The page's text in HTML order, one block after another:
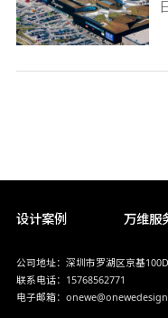
设计案例 万维服
公司地址：深圳市罗湖区京基
联系电话：15768562771
电子邮箱：